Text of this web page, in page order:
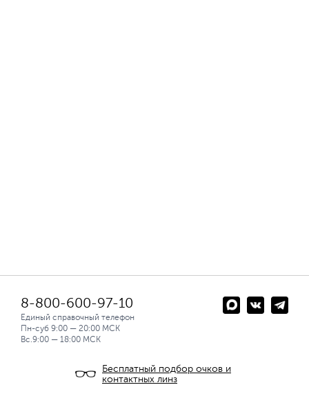
8-800-600-97-10
Единый справочный телефон
Пн-суб 9:00 — 20:00 МСК
Вс.9:00 — 18:00 МСК
Бесплатный подбор очков и
контактных линз